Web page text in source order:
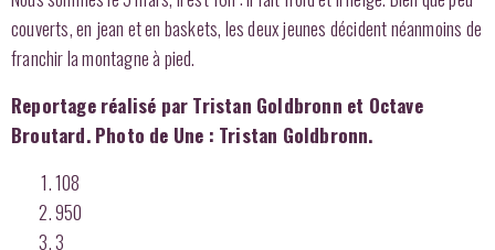
couverts, en jean et en baskets, les deux jeunes décident néanmoins de
franchir la montagne à pied.
Reportage réalisé par Tristan Goldbronn et Octave
Broutard. Photo de Une : Tristan Goldbronn.
108
950
3